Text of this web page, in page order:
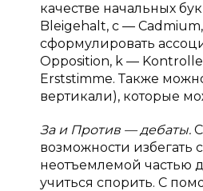
качестве начальных
Bleigehalt, c —
сформулировать
Opposition, k —
Erststimme. Также
вертикали), которые
За и Против — дебаты.
возможности избегать
неотъемлемой частью
учиться спорить. С